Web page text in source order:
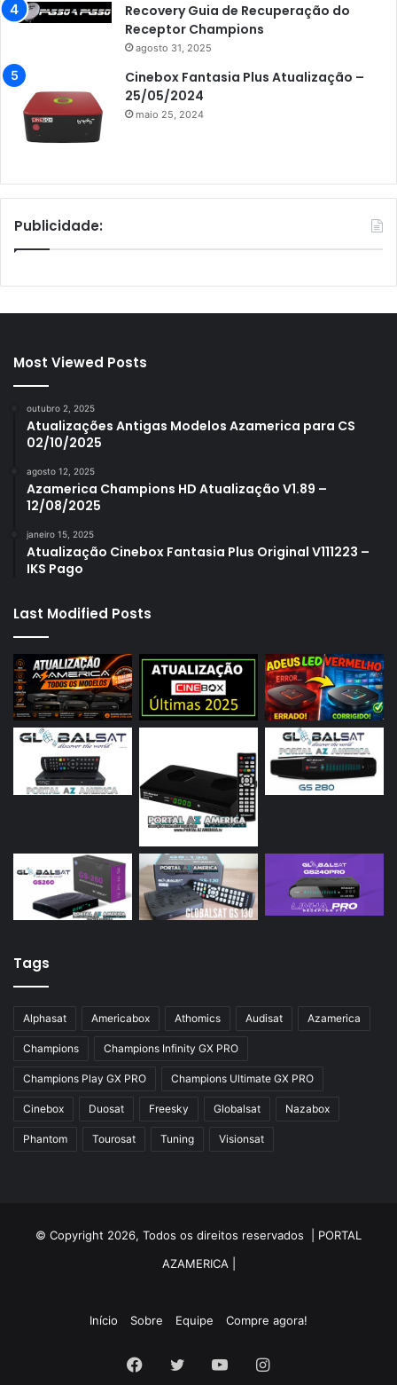
Recovery Guia de Recuperação do
Receptor Champions
agosto 31, 2025
Cinebox Fantasia Plus Atualização –
25/05/2024
maio 25, 2024
Publicidade:
Most Viewed Posts
outubro 2, 2025
Atualizações Antigas Modelos Azamerica para CS
02/10/2025
agosto 12, 2025
Azamerica Champions HD Atualização V1.89 –
12/08/2025
janeiro 15, 2025
Atualização Cinebox Fantasia Plus Original V111223 –
IKS Pago
Last Modified Posts
Tags
Alphasat Americabox Athomics Audisat Azamerica
Champions Champions Infinity GX PRO
Champions Play GX PRO Champions Ultimate GX PRO
Cinebox Duosat Freesky Globalsat Nazabox
Phantom Tourosat Tuning Visionsat
© Copyright 2026, Todos os direitos reservados | PORTAL
AZAMERICA|
Início Sobre Equipe Compre agora!
Facebook
Twitter YouTubeInstagram